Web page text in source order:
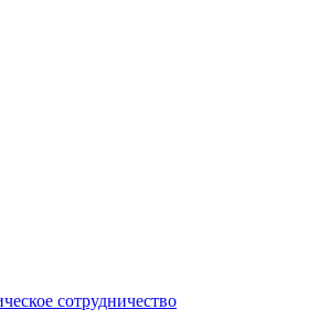
сотрудничество